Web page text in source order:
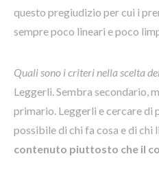
questo pregiudizio per cui i
sempre poco lineari e poco
Quali sono i criteri nella scelta
Leggerli. Sembra secondario,
primario. Leggerli e cercare di
possibile di chi fa cosa e di chi
contenuto piuttosto che il